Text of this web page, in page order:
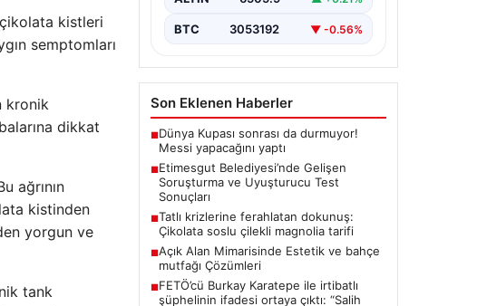
kistleri
semptomları
kronik
dikkat
ağrının
kistinden
yorgun ve
tank
seriyor. Soruşturma kapsamında,…
BTC 3053192 ▼ -0.56%
Son Eklenen Haberler
■Dünya Kupası sonrası da durmuyor!
Messi yapacağını yaptı
■Etimesgut Belediyesi’nde Gelişen
Soruşturma ve Uyuşturucu Test
Sonuçları
■Tatlı krizlerine ferahlatan dokunuş:
Çikolata soslu çilekli magnolia tarifi
■Açık Alan Mimarisinde Estetik ve bahçe
mutfağı Çözümleri
■FETÖ’cü Burkay Karatepe ile irtibatlı
şüphelinin ifadesi ortaya çıktı: “Salih